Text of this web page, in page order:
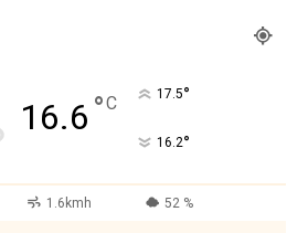
16.6 °C 17.5°
16.2°
1.6kmh 52 %